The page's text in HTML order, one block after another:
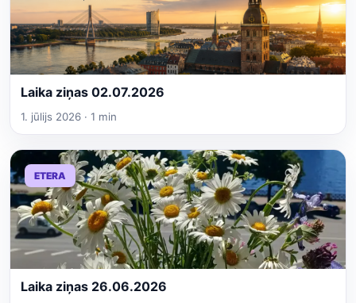
Laika ziņas 02.07.2026
1. jūlijs 2026 · 1 min
ETERA
Laika ziņas 26.06.2026